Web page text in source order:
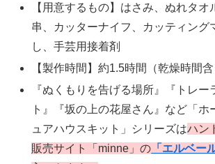
【用意するもの】はさみ、ぬれタオ
串、カッターナイフ、カッティング
し、手芸用接着剤
【製作時間】約1.5時間（乾燥時間含
『ぬくもりを告げる場所』『トレー
ト』『坂の上の花屋さん』など「ホ
ュアハウスキット」シリーズはハン
販売サイト「minne」の 「エルベー